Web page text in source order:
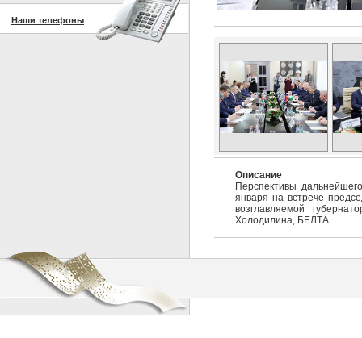
Описание
Перспективы
января на встрече
возглавляемой
Холодилина, БЕЛТА.
Наши телефоны